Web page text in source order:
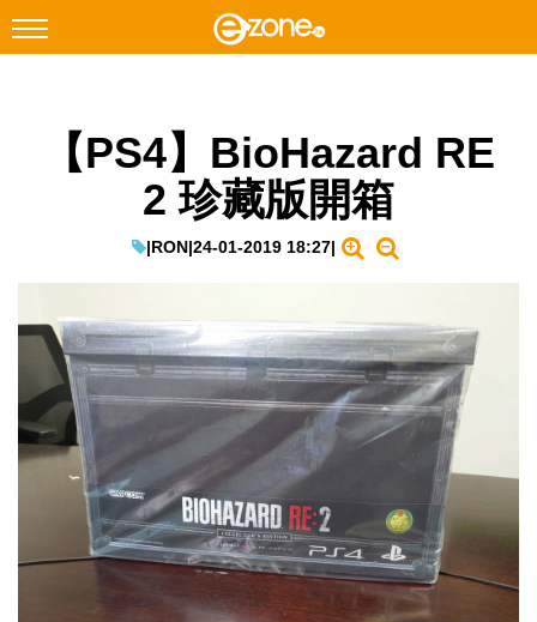
Facebook Instagram
遊戲動漫
教學評測
EduTech
IT Times
生成式AI與雲端應用
Enterprise Digital Transformation
特集
【PS4】BioHazard RE
2 珍藏版開箱
|RON|24-01-2019 18:27|